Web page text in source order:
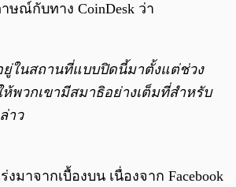
ษณ์กับทาง CoinDesk ว่า
ยู่ในสถานที่แบบปิดนี้มาตั้งแต่ช่วง
พวกเขามีสมาธิอย่างเต็มที่สำหรับ
าว
งมาจากเบื้องบน เนื่องจาก Facebook